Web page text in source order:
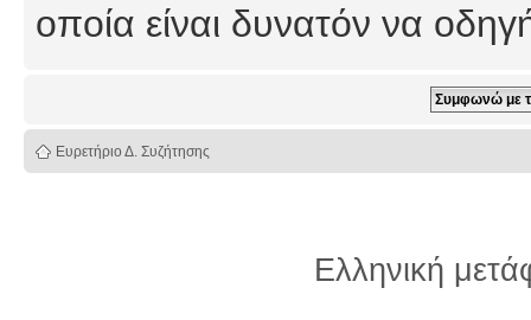
οποία είναι δυνατόν να
Ευρετήριο Δ. Συζήτησης
Ελληνική